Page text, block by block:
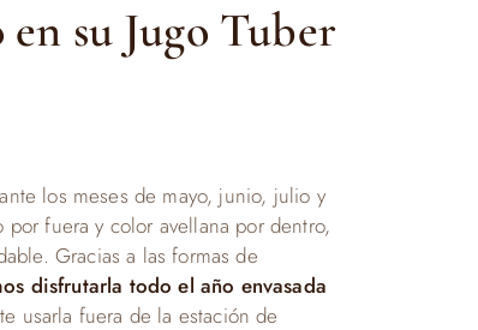
su Jugo Tuber
los meses de mayo, junio, julio y
fuera y color avellana por dentro,
Gracias a las formas de
disfrutarla todo el año envasada
usarla fuera de la estación de